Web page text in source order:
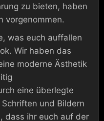
zu bieten, haben
vorgenommen.
was euch auffallen
Wir haben das
moderne Ästhetik
eine überlegte
und Bildern
dass ihr euch auf der